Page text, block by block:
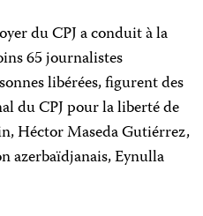
du CPJ a conduit à la
65 journalistes
libérées, figurent des
du CPJ pour la liberté de
Héctor Maseda Gutiérrez,
azerbaïdjanais, Eynulla